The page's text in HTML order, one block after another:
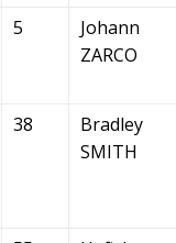
5
Johann
ZARCO
38
Bradley
SMITH